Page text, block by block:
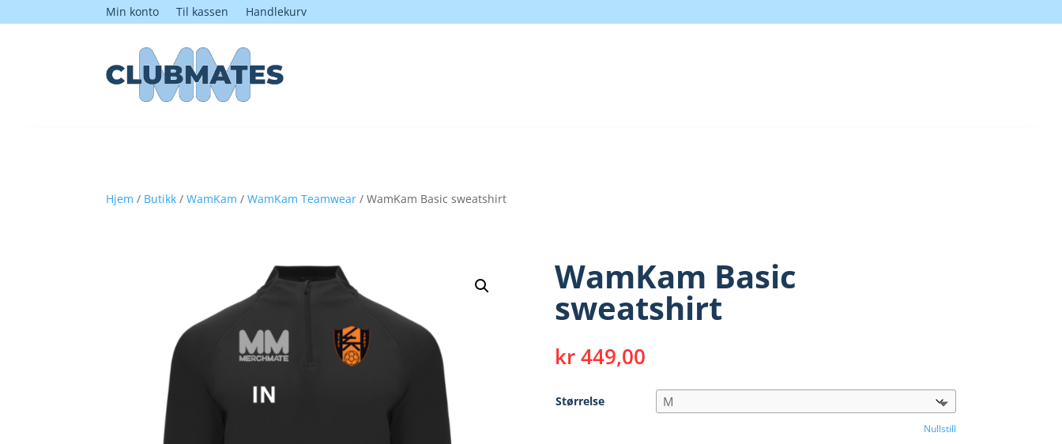
Min konto Til kassen Handlekurv
Hjem / Butikk /WamKam /WamKam Teamwear / WamKam Basic sweatshirt
WamKam Basic
sweatshirt
kr449,00
Størrelse
Nullstill